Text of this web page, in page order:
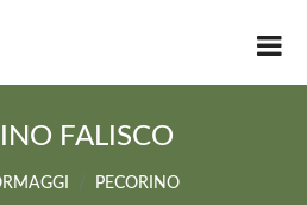
FALISCO
PECORINO